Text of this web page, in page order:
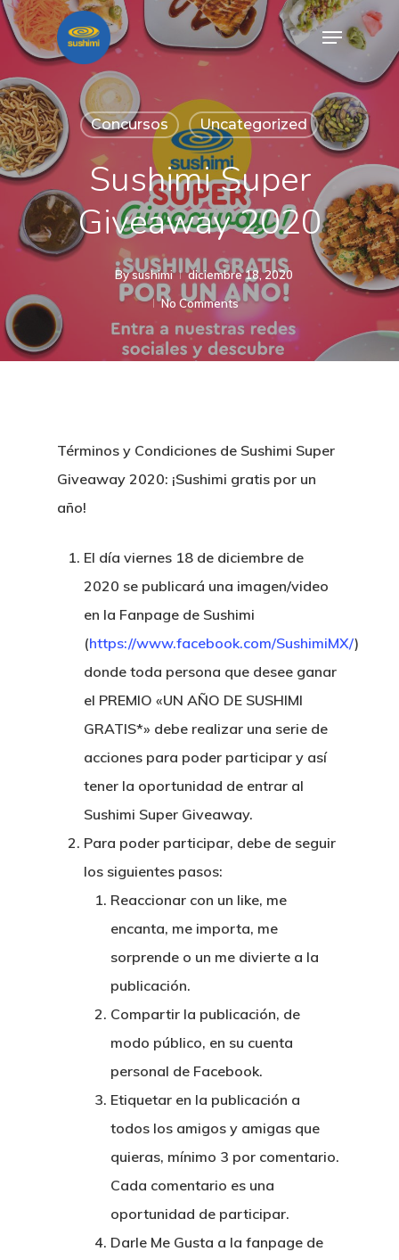
Concursos Uncategorized
Sushimi Super
Giveaway 2020
Bysushimi
diciembre 18, 2020
No Comments
Términos y Condiciones de Sushimi Super
Giveaway 2020: ¡Sushimi gratis por un
año!
El día viernes 18 de diciembre de
2020 se publicará una imagen/video
en la Fanpage de Sushimi
(https://www.facebook.com/SushimiMX/)
donde toda persona que desee ganar
el PREMIO «UN AÑO DE SUSHIMI
GRATIS*» debe realizar una serie de
acciones para poder participar y así
tener la oportunidad de entrar al
Sushimi Super Giveaway.
Para poder participar, debe de seguir
los siguientes pasos:
Reaccionar con un like, me
encanta, me importa, me
sorprende o un me divierte a la
publicación.
Compartir la publicación, de
modo público, en su cuenta
personal de Facebook.
Etiquetar en la publicación a
todos los amigos y amigas que
quieras, mínimo 3 por comentario.
Cada comentario es una
oportunidad de participar.
Darle Me Gusta a la fanpage de